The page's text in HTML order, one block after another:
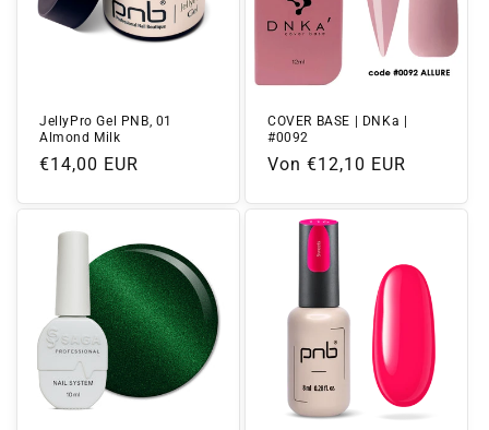
JellyPro Gel PNB, 01
Almond Milk
Normaler
€14,00 EUR
COVER BASE | DNKa |
#0092
Normaler
Von €12,10 EUR